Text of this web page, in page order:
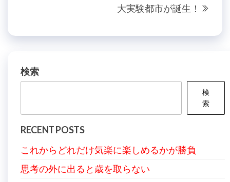
シ
ン
大実験都市が誕生！
検索
検
索
RECENT POSTS
これからどれだけ気楽に楽しめるかが勝負
思考の外に出ると歳を取らない